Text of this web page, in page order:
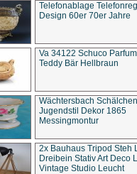
Telefonablage
Design 60er 70er Jahre
Va 34122 Schuco
Teddy Bär Hellbraun
Wächtersbach Schälchen
Jugendstil Dekor 1865
Messingmontur
2x Bauhaus Tripod Steh
Dreibein Stativ Art Deco
Vintage Studio Leucht